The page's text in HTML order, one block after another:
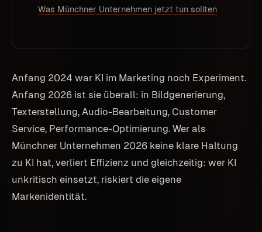
Was Münchner Unternehmen jetzt tun sollten
Anfang 2024 war KI im Marketing noch Experiment.
Anfang 2026 ist sie überall: in Bildgenerierung,
Texterstellung, Audio-Bearbeitung, Customer
Service, Performance-Optimierung. Wer als
Münchner Unternehmen 2026 keine klare Haltung
zu KI hat, verliert Effizienz und gleichzeitig: wer KI
unkritisch einsetzt, riskiert die eigene
Markenidentität.